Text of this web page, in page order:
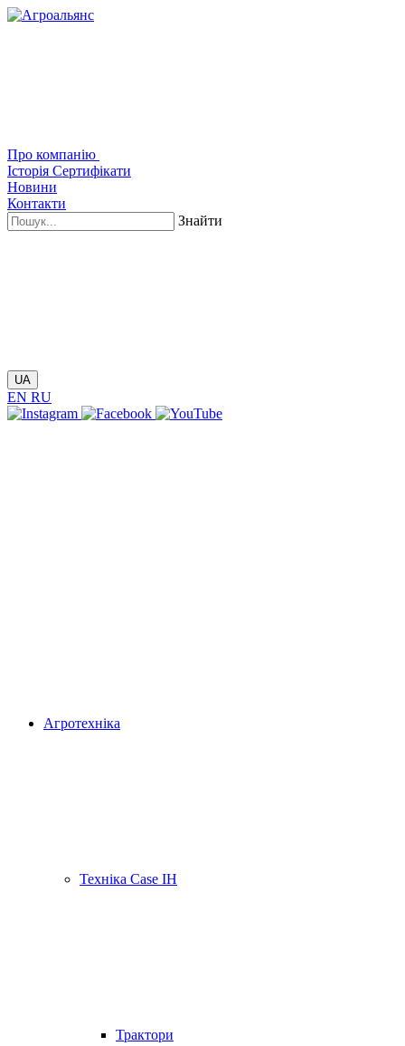
Про компанію
Історія Сертифікати
Новини
Контакти
Знайти
UA
EN RU
Агротехніка
Техніка Case IH
Трактори